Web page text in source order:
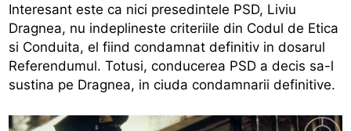
Interesant este ca nici presedintele PSD, Liviu
Dragnea, nu indeplineste criteriile din Codul de Etica
si Conduita, el fiind condamnat definitiv in dosarul
Referendumul. Totusi, conducerea PSD a decis sa-l
sustina pe Dragnea, in ciuda condamnarii definitive.